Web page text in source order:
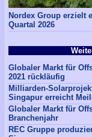
Nordex Group erzielt
Quartal 2026
Globaler Markt für
2021 rückläufig
Milliarden-
Singapur erreicht
Globaler Markt für
Branchenjahr
REC Gruppe